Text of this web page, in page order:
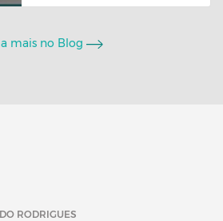
mais no Blog
RODRIGUES